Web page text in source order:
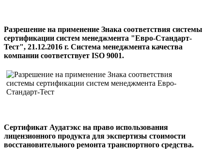
Разрешение на применение Знака соответствия системы
сертификации систем менеджмента "Евро-Стандарт-
Тест", 21.12.2016 г. Система менеджмента качества
компании соответствует ISO 9001.
Сертификат Аудатэкс на право использования
лицензионного продукта для экспертизы стоимости
восстановительного ремонта транспортного средства.